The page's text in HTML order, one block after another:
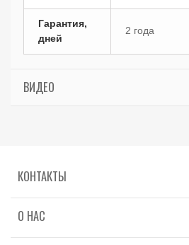
Гарантия,
дней
2 года
ВИДЕО
КОНТАКТЫ
О НАС